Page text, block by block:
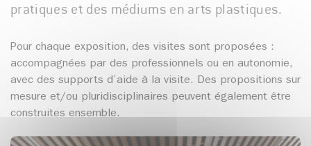
pratiques et des médiums en arts plastiques.
Pour chaque exposition, des visites sont proposées :
accompagnées par des professionnels ou en autonomie,
avec des supports d’aide à la visite. Des propositions sur
mesure et/ou pluridisciplinaires peuvent également être
construites ensemble.